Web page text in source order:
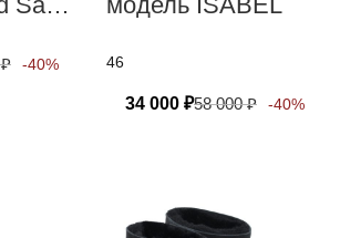
₽ -40% 46
34 000 ₽58 000₽ -40%